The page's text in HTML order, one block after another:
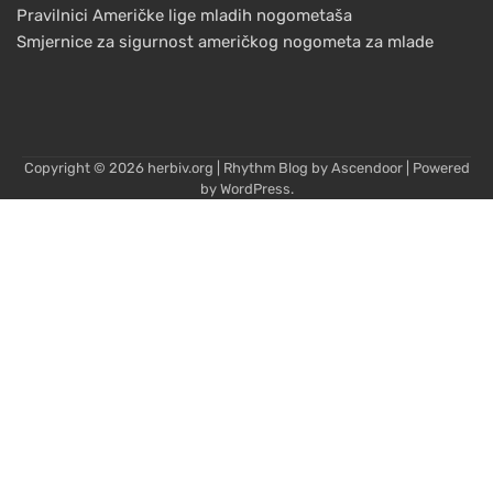
Pravilnici Američke lige mladih nogometaša
Smjernice za sigurnost američkog nogometa za mlade
Copyright © 2026 herbiv.org | Rhythm Blog by Ascendoor| Powered
by WordPress.